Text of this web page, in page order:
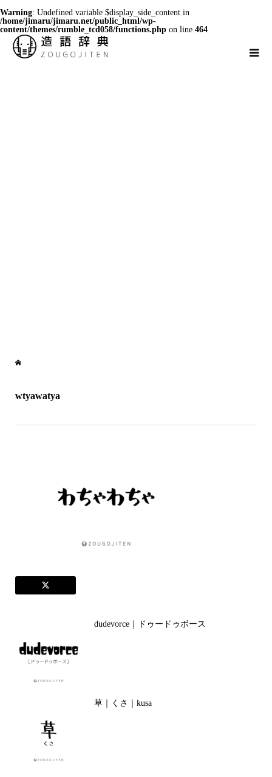
Warning: Undefined variable $display_side_content in
/home/jimaru/jimaru.net/public_html/wp-
content/themes/rumble_tcd058/functions.php on line 464
wtyawatya
dudevorce｜ドゥードゥボース
草｜くさ｜kusa